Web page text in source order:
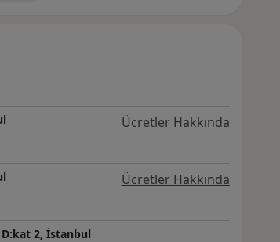
Ücretler Hakkında
Ücretler Hakkında
2, İstanbul